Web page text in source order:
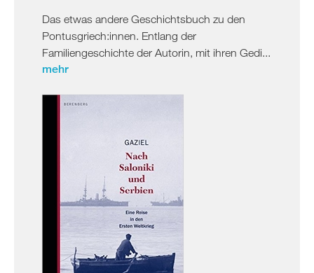
Das etwas andere Geschichtsbuch zu den
Pontusgriech:innen. Entlang der
Familiengeschichte der Autorin, mit ihren Gedi...
mehr